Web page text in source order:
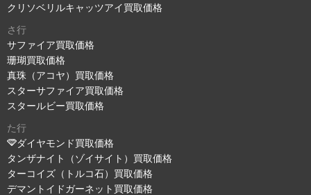
クリソベリルキャッツアイ買取価格
さ行
サファイア買取価格
珊瑚買取価格
真珠（アコヤ）買取価格
スターサファイア買取価格
スタールビー買取価格
た行
ダイヤモンド買取価格
タンザナイト（ゾイサイト）買取価格
ターコイズ（トルコ石）買取価格
デマントイドガーネット買取価格